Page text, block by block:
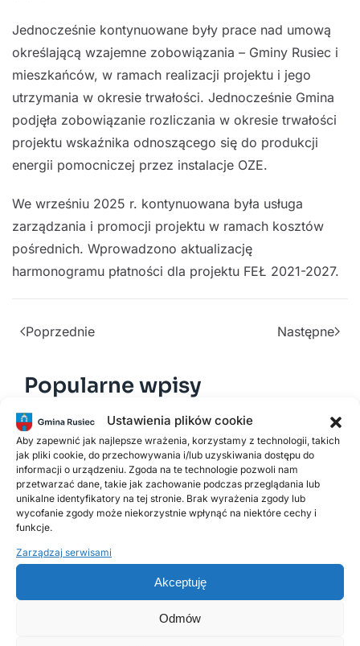
Ustawienia plików cookie
Aby zapewnić jak najlepsze wrażenia, korzystamy z technologii, takich
jak pliki cookie, do przechowywania i/lub uzyskiwania dostępu do
informacji o urządzeniu. Zgoda na te technologie pozwoli nam
przetwarzać dane, takie jak zachowanie podczas przeglądania lub
unikalne identyfikatory na tej stronie. Brak wyrażenia zgody lub
wycofanie zgody może niekorzystnie wpłynąć na niektóre cechy i
funkcje.
Zarządzaj serwisami
Akceptuję
Odmów
Jednocześnie kontynuowane były prace nad umową
określającą wzajemne zobowiązania – Gminy Rusiec i
mieszkańców, w ramach realizacji projektu i jego
utrzymania w okresie trwałości. Jednocześnie Gmina
podjęła zobowiązanie rozliczania w okresie trwałości
projektu wskaźnika odnoszącego się do produkcji
energii pomocniczej przez instalacje OZE.
We wrześniu 2025 r. kontynuowana była usługa
zarządzania i promocji projektu w ramach kosztów
pośrednich. Wprowadzono aktualizację
harmonogramu płatności dla projektu FEŁ 2021-2027.
Poprzednie Następne
Popularne wpisy
2 LUTEGO, 2026
PSZOK Rusiec – godziny otwarcia, lokalizacja i
zasady przyjmowania odpadów
18 LISTOPADA, 2025
Harmonogram odbioru odpadów
komunalnych w 2026 roku